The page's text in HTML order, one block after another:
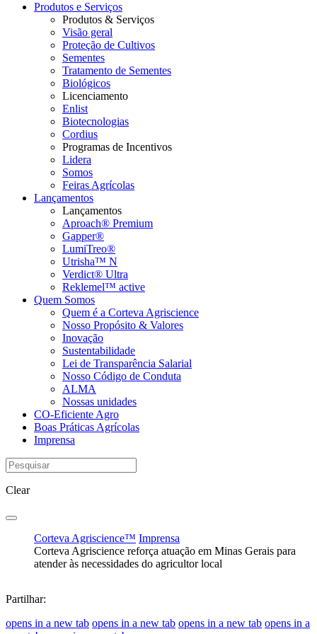
Produtos e Serviços
Produtos & Serviços
Visão geral
Proteção de Cultivos
Sementes
Tratamento de Sementes
Biológicos
Licenciamento
Enlist
Biotecnologias
Cordius
Programas de Incentivos
Lidera
Somos
Feiras Agrícolas
Lançamentos
Lançamentos
Aproach® Premium
Gapper®
LumiTreo®
Utrisha™ N
Verdict® Ultra
Reklemel™ active
Quem Somos
Quem é a Corteva Agriscience
Nosso Propósito & Valores
Inovação
Sustentabilidade
Lei de Transparência Salarial
Nosso Código de Conduta
ALMA
Nossas unidades
CO-Eficiente Agro
Boas Práticas Agrícolas
Imprensa
Clear
Corteva Agriscience™ Imprensa
Corteva Agriscience reforça atuação em Minas Gerais para
atender às necessidades do agricultor local
Partilhar:
opens in a new tab opens in a new tab opens in a new tab opens in a